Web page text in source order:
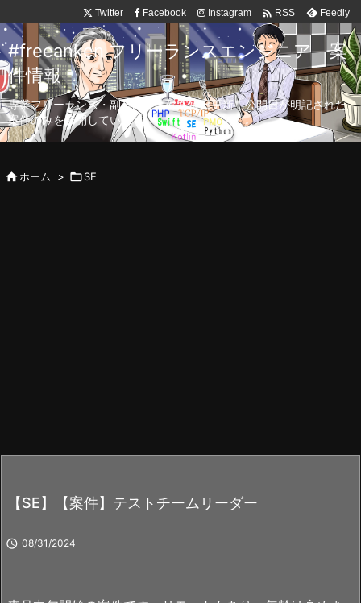
Twitter Facebook Instagram  RSS Feedly
#freeanken フリーランスエンジニア 案
件情報
専業フリーランス・副業向け案件を毎日更新！公開日が明記された
案件のみを公開しています。
ホーム > SE
【SE】【案件】テストチームリーダー
 08/31/2024